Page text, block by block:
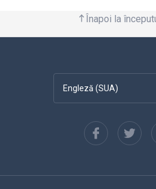
Înapoi la
Engleză (SUA)
Español
Deutsch